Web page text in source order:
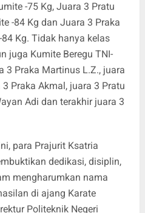
-75 Kg, Juara 3 Pratu
-84 Kg dan Juara 3 Praka
Kg. Tidak hanya kelas
juga Kumite Beregu TNI-
3 Praka Martinus L.Z., juara
Praka Akmal, juara 3 Pratu
Adi dan terakhir juara 3
para Prajurit Ksatria
dedikasi, disiplin,
mengharumkan nama
di ajang Karate
Politeknik Negeri